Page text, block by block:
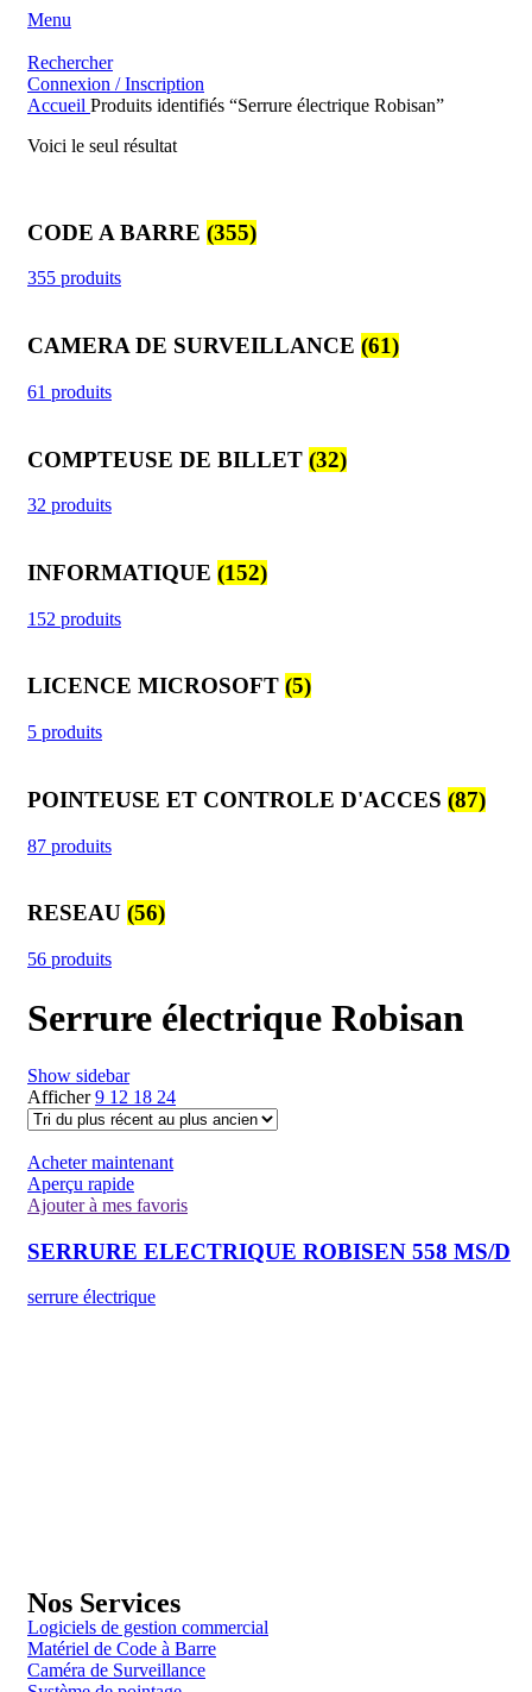
Menu
Rechercher
Connexion / Inscription
Accueil Produits identifiés “Serrure électrique Robisan”
Voici le seul résultat
CODE A BARRE (355)
355 produits
CAMERA DE SURVEILLANCE (61)
61 produits
COMPTEUSE DE BILLET (32)
32 produits
INFORMATIQUE (152)
152 produits
LICENCE MICROSOFT (5)
5 produits
POINTEUSE ET CONTROLE D'ACCES (87)
87 produits
RESEAU (56)
56 produits
Serrure électrique Robisan
Show sidebar
Afficher9 12 18 24
Acheter maintenant
Aperçu rapide
Ajouter à mes favoris
SERRURE ELECTRIQUE ROBISEN 558 MS/D
serrure électrique
Nos Services
Logiciels de gestion commercial
Matériel de Code à Barre
Caméra de Surveillance